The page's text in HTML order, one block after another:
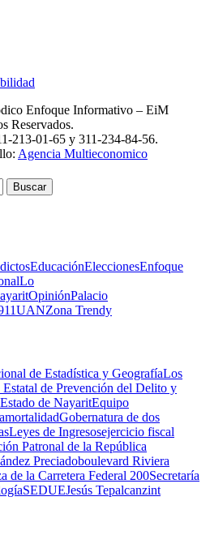
Enfoque Informativo – EiM
Reservados.
213-01-65 y 311-234-84-56.
Agencia Multieconomico
EducaciónEleccionesEnfoque
Lo
OpiniónPalacio
UANZona Trendy
de Estadística y GeografíaLos
Estatal de Prevención del Delito y
de NayaritEquipo
mortalidadGobernatura de dos
Leyes de Ingresosejercicio fiscal
Patronal de la República
Preciadoboulevard Riviera
de la Carretera Federal 200Secretaría
SEDUEJesús Tepalcanzint